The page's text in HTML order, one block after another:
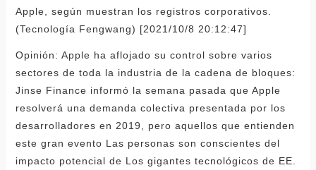
Apple, según muestran los registros corporativos.
(Tecnología Fengwang) [2021/10/8 20:12:47]
Opinión: Apple ha aflojado su control sobre varios
sectores de toda la industria de la cadena de bloques:
Jinse Finance informó la semana pasada que Apple
resolverá una demanda colectiva presentada por los
desarrolladores en 2019, pero aquellos que entienden
este gran evento Las personas son conscientes del
impacto potencial de Los gigantes tecnológicos de EE.